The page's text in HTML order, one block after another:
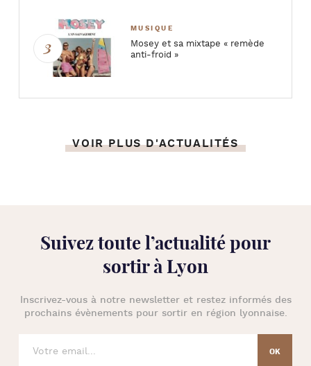
MUSIQUE
Mosey et sa mixtape « remède
anti-froid »
VOIR PLUS D'ACTUALITÉS
Suivez toute l’actualité pour
sortir à Lyon
Inscrivez-vous à notre newsletter et restez informés des
prochains évènements pour sortir en région lyonnaise.